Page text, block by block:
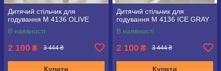
Дитячий стільчик для
годування M 4136 OLIVE
В наявності
2 100 ₴ 3 444 ₴
Купити
Дитячий стільчик для
годування M 4136 ICE GRAY
В наявності
2 100 ₴ 3 444 ₴
Купити